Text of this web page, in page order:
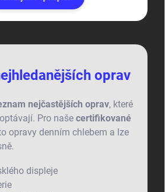
oprav
nejčastějších oprav, které
Pro naše certifikované
opravy denním chlebem a lze
displeje